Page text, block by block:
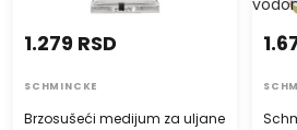
Brzosušeći medijum za uljane
1.279 RSD
SCHMINCKE